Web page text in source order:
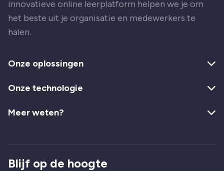
innovatieve online leerplatform helpen we je om
het beste uit je organisatie en medewerkers te
halen.
Onze oplossingen
Onze technologie
Meer weten?
Blijf op de hoogte